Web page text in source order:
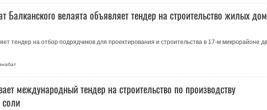
Балканского велаята объявляет тендер на строительство жилых
тендер на отбор подрядчиков для проектирования и строительства в 17-м микрорайоне
международный тендер на строительство по производству